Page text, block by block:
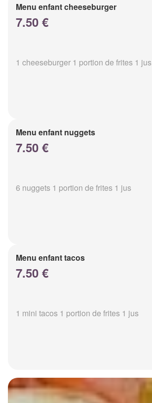
Menu enfant cheeseburger
7.50 €
1 cheeseburger 1 portion de frites 1 jus
Menu enfant nuggets
7.50 €
6 nuggets 1 portion de frites 1 jus
Menu enfant tacos
7.50 €
1 mini tacos 1 portion de frites 1 jus